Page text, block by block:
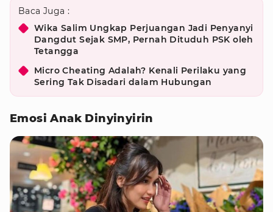
Baca Juga :
Wika Salim Ungkap Perjuangan Jadi Penyanyi
Dangdut Sejak SMP, Pernah Dituduh PSK oleh
Tetangga
Micro Cheating Adalah? Kenali Perilaku yang
Sering Tak Disadari dalam Hubungan
Emosi Anak Dinyinyirin